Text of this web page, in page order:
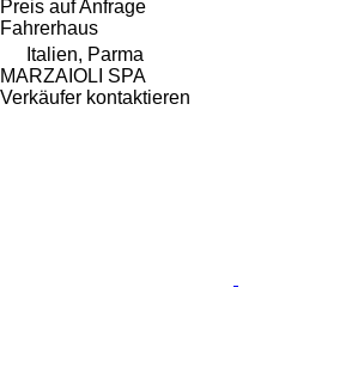
Preis auf Anfrage
Fahrerhaus
Italien, Parma
MARZAIOLI SPA
Verkäufer kontaktieren